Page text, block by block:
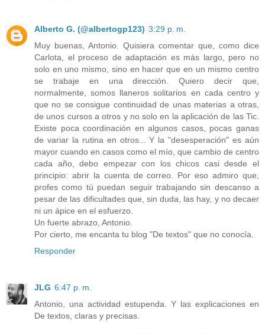
Alberto G. (@albertogp123) 3:29 p. m.
Muy buenas, Antonio. Quisiera comentar que, como dice
Carlota, el proceso de adaptación es más largo, pero no
solo en uno mismo, sino en hacer que en un mismo centro
se trabaje en una dirección. Quiero decir que,
normalmente, somos llaneros solitarios en cada centro y
que no se consigue continuidad de unas materias a otras,
de unos cursos a otros y no solo en la aplicación de las Tic.
Existe poca coordinación en algunos casos, pocas ganas
de variar la rutina en otros... Y la "desesperación" es aún
mayor cuando en casos como el mío, que cambio de centro
cada año, debo empezar con los chicos casi desde el
principio: abrir la cuenta de correo. Por eso admiro que,
profes como tú puedan seguir trabajando sin descanso a
pesar de las dificultades que, sin duda, las hay, y no decaer
ni un ápice en el esfuerzo.
Un fuerte abrazo, Antonio.
Por cierto, me encanta tu blog "De textos" que no conocía.
Responder
JLG 6:47 p. m.
Antonio, una actividad estupenda. Y las explicaciones en
De textos, claras y precisas.